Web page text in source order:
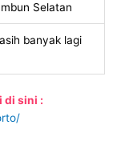
Selatan
banyak lagi
di sini :